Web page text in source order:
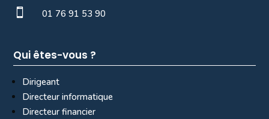
 01 76 91 53 90
Qui êtes-vous ?
Dirigeant
Directeur informatique
Directeur financier